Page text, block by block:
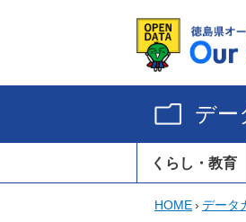
デー
くらし・教育
HOME› データ